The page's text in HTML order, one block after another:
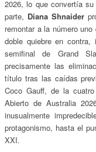
2026, lo que convertía
parte, Diana Shnaider
remontar a la número
doble quiebre en
semifinal de Grand
precisamente las
título tras las caídas
Coco Gauff, de la
Abierto de Australia
inusualmente
protagonismo, hasta el
XXI.